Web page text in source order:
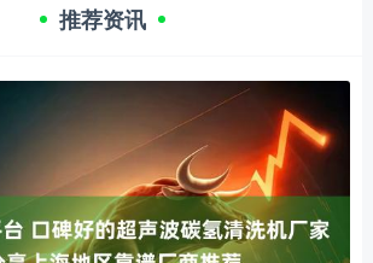
推荐资讯